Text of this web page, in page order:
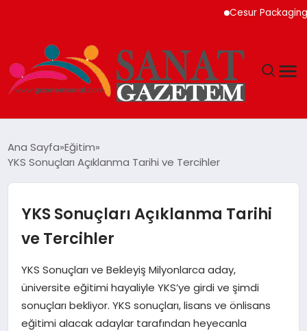
Cesur Packaging,
TEKNOLOJI
SIYASET
SPOR
YAŞAM
EKONOMI
Ana Sayfa Eğitim
YKS Sonuçları Açıklanma Tarihi ve Tercihler
YKS Sonuçları Açıklanma Tarihi
ve Tercihler
YKS Sonuçları ve Bekleyiş Milyonlarca aday,
üniversite eğitimi hayaliyle YKS’ye girdi ve şimdi
sonuçları bekliyor. YKS sonuçları, lisans ve önlisans
eğitimi alacak adaylar tarafından heyecanla